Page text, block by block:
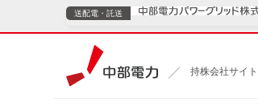
持株会社サイト
送配電・託送
電気・